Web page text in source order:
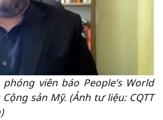
viên báo People’s World
sản Mỹ. (Ảnh tư liệu: CQTT